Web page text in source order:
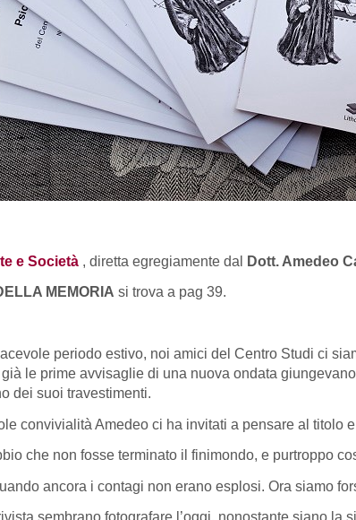
e Società , diretta egregiamente dal Dott. Amedeo
MEMORIA si trova a pag 39.
periodo estivo, noi amici del Centro Studi ci
le prime avvisaglie di una nuova ondata
dei suoi travestimenti.
convivialità Amedeo ci ha invitati a pensare al titolo
che non fosse terminato il finimondo, e purtroppo
ancora i contagi non erano esplosi. Ora siamo